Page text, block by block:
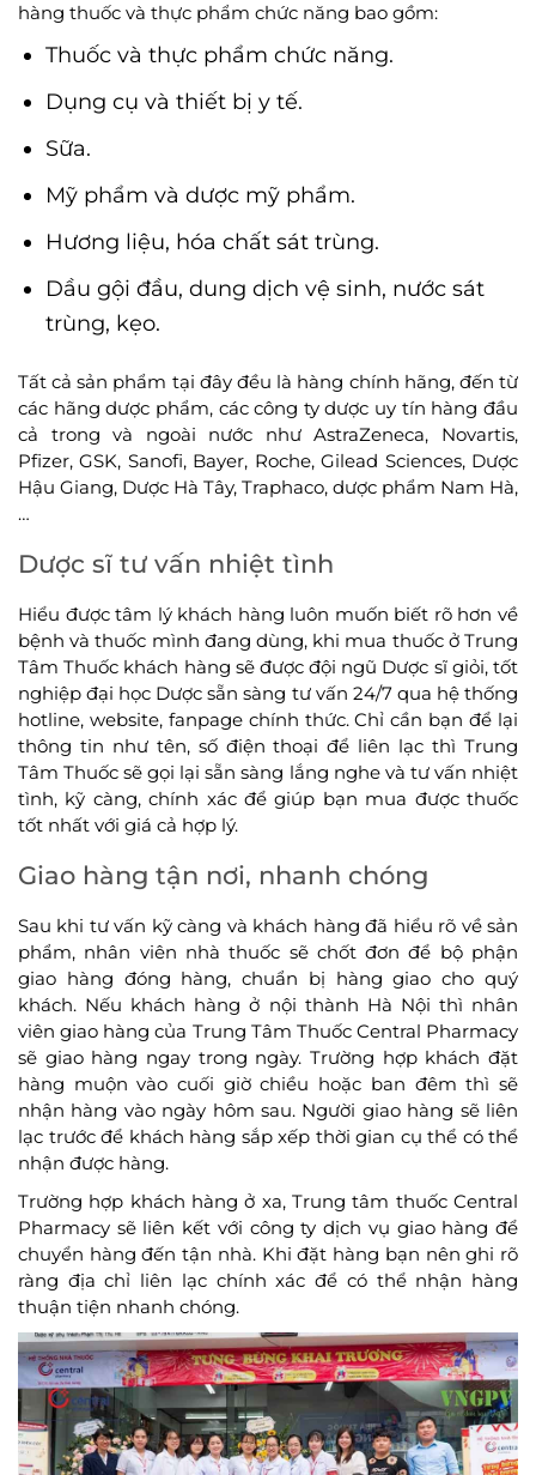
hàng thuốc và thực phẩm chức năng bao gồm:
Thuốc và thực phẩm chức năng.
Dụng cụ và thiết bị y tế.
Sữa.
Mỹ phẩm và dược mỹ phẩm.
Hương liệu, hóa chất sát trùng.
Dầu gội đầu, dung dịch vệ sinh, nước sát
trùng, kẹo.
Tất cả sản phẩm tại đây đều là hàng chính hãng, đến từ
các hãng dược phẩm, các công ty dược uy tín hàng đầu
cả trong và ngoài nước như AstraZeneca, Novartis,
Pfizer, GSK, Sanofi, Bayer, Roche, Gilead Sciences, Dược
Hậu Giang, Dược Hà Tây, Traphaco, dược phẩm Nam Hà,
…
Dược sĩ tư vấn nhiệt tình
Hiểu được tâm lý khách hàng luôn muốn biết rõ hơn về
bệnh và thuốc mình đang dùng, khi mua thuốc ở Trung
Tâm Thuốc khách hàng sẽ được đội ngũ Dược sĩ giỏi, tốt
nghiệp đại học Dược sẵn sàng tư vấn 24/7 qua hệ thống
hotline, website, fanpage chính thức. Chỉ cần bạn để lại
thông tin như tên, số điện thoại để liên lạc thì Trung
Tâm Thuốc sẽ gọi lại sẵn sàng lắng nghe và tư vấn nhiệt
tình, kỹ càng, chính xác để giúp bạn mua được thuốc
tốt nhất với giá cả hợp lý.
Giao hàng tận nơi, nhanh chóng
Sau khi tư vấn kỹ càng và khách hàng đã hiểu rõ về sản
phẩm, nhân viên nhà thuốc sẽ chốt đơn để bộ phận
giao hàng đóng hàng, chuẩn bị hàng giao cho quý
khách. Nếu khách hàng ở nội thành Hà Nội thì nhân
viên giao hàng của Trung Tâm Thuốc Central Pharmacy
sẽ giao hàng ngay trong ngày. Trường hợp khách đặt
hàng muộn vào cuối giờ chiều hoặc ban đêm thì sẽ
nhận hàng vào ngày hôm sau. Người giao hàng sẽ liên
lạc trước để khách hàng sắp xếp thời gian cụ thể có thể
nhận được hàng.
Trường hợp khách hàng ở xa, Trung tâm thuốc Central
Pharmacy sẽ liên kết với công ty dịch vụ giao hàng để
chuyển hàng đến tận nhà. Khi đặt hàng bạn nên ghi rõ
ràng địa chỉ liên lạc chính xác để có thể nhận hàng
thuận tiện nhanh chóng.